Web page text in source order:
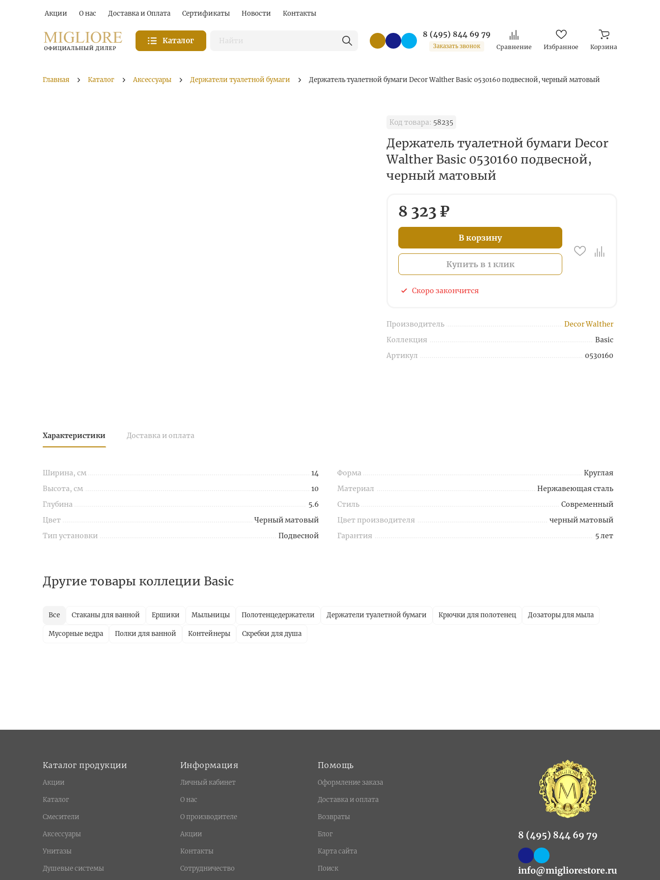
Акции О нас Доставка и Оплата Сертификаты Новости Контакты
Каталог
8 (495) 844 69 79
Заказать звонок Сравнение Избранное Корзина
Главная Каталог Аксессуары Держатели туалетной бумаги Держатель туалетной бумаги Decor Walther Basic 0530160 подвесной, черный матовый
Код товара: 58235
Держатель туалетной бумаги Decor
Walther Basic 0530160 подвесной,
черный матовый
8 323 ₽
В корзину
Купить в 1 клик
Скоро закончится
Производитель
Decor Walther
Коллекция
Basic
Артикул
0530160
Характеристики Доставка и оплата
Ширина, см
14
Высота, см
10
Глубина
5.6
Цвет
Черный матовый
Тип установки
Подвесной
Форма
Круглая
Материал
Нержавеющая сталь
Стиль
Современный
Цвет производителя
черный матовый
Гарантия
5 лет
Другие товары коллеции Basic
Все Стаканы для ванной Ершики Мыльницы Полотенцедержатели Держатели туалетной бумаги Крючки для полотенец Дозаторы для мыла
Мусорные ведра Полки для ванной Контейнеры Скребки для душа
Каталог продукции
Акции
Каталог
Смесители
Аксессуары
Унитазы
Душевые системы
Информация
Личный кабинет
О нас
О производителе
Акции
Контакты
Сотрудничество
Помощь
Оформление заказа
Доставка и оплата
Возвраты
Блог
Карта сайта
Поиск
8 (495) 844 69 79
info@migliorestore.ru